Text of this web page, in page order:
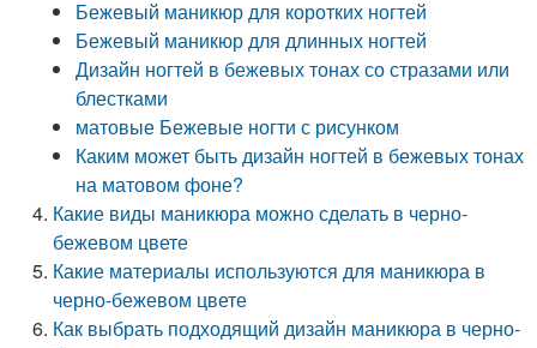
Бежевый маникюр для коротких ногтей
Бежевый маникюр для длинных ногтей
Дизайн ногтей в бежевых тонах со стразами или
блестками
матовые Бежевые ногти с рисунком
Каким может быть дизайн ногтей в бежевых тонах
на матовом фоне?
Какие виды маникюра можно сделать в черно-
бежевом цвете
Какие материалы используются для маникюра в
черно-бежевом цвете
Как выбрать подходящий дизайн маникюра в черно-